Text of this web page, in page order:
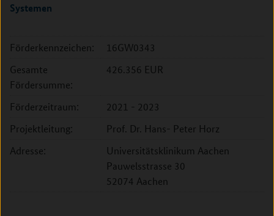
Systemen
Förderkennzeichen:
16GW0343
Gesamte
Fördersumme:
426.356 EUR
Förderzeitraum:
2021 - 2023
Projektleitung:
Prof. Dr. Hans- Peter Horz
Adresse:
Universitätsklinikum Aachen
Pauwelsstrasse 30
52074 Aachen